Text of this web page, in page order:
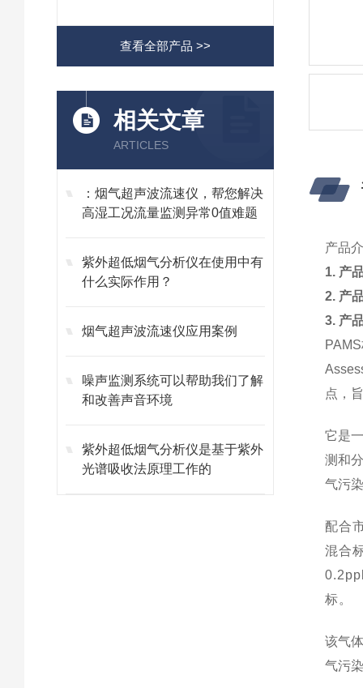
查看全部产品 >>
相关文章
ARTICLES
：烟气超声波流速仪，帮您解决
高湿工况流量监测异常0值难题
紫外超低烟气分析仪在使用中有
什么实际作用？
烟气超声波流速仪应用案例
噪声监测系统可以帮助我们了解
和改善声音环境
紫外超低烟气分析仪是基于紫外
光谱吸收法原理工作的
产品
1. 产
2. 产
3. 产
PAMS
点，
它是
测和
气污
配合
混合
标。
该气
气污